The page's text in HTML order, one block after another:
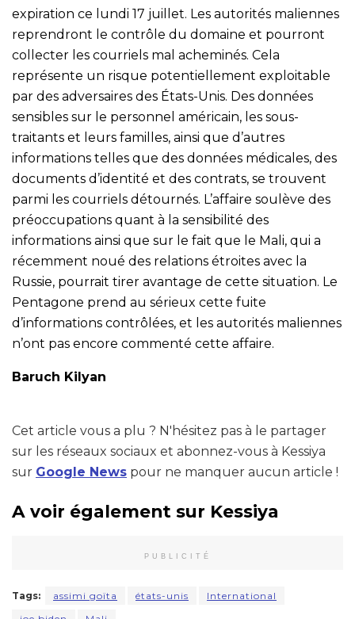
expiration ce lundi 17 juillet. Les autorités maliennes
reprendront le contrôle du domaine et pourront
collecter les courriels mal acheminés. Cela
représente un risque potentiellement exploitable
par des adversaires des États-Unis. Des données
sensibles sur le personnel américain, les sous-
traitants et leurs familles, ainsi que d’autres
informations telles que des données médicales, des
documents d’identité et des contrats, se trouvent
parmi les courriels détournés. L’affaire soulève des
préoccupations quant à la sensibilité des
informations ainsi que sur le fait que le Mali, qui a
récemment noué des relations étroites avec la
Russie, pourrait tirer avantage de cette situation. Le
Pentagone prend au sérieux cette fuite
d’informations contrôlées, et les autorités maliennes
n’ont pas encore commenté cette affaire.
Baruch Kilyan
Cet article vous a plu ? N'hésitez pas à le partager
sur les réseaux sociaux et abonnez-vous à Kessiya
sur Google News pour ne manquer aucun article !
A voir également sur Kessiya
PUBLICITÉ
Tags: assimi goïta états-unis
International